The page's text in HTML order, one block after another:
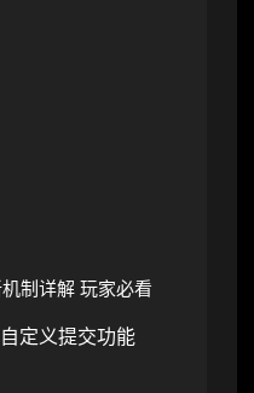
制详解 玩家必看